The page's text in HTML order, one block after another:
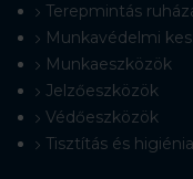
Terepmintás
Munkavédelmi
Munkaeszközök
Jelzőeszközök
Védőeszközök
Tisztítás és higiénia